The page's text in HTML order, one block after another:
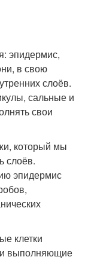
эпидермис,
в свою
слоёв.
сальные и
свои
который мы
слоёв.
эпидермис
клетки
выполняющие